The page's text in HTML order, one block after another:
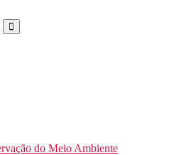
do Meio Ambiente